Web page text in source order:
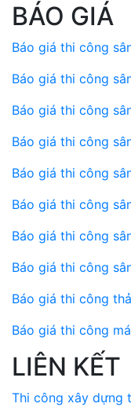
BÁO GIÁ
Báo giá thi công
Báo giá thi công
Báo giá thi công
Báo giá thi công
Báo giá thi công
Báo giá thi công
Báo giá thi công
Báo giá thi công
Báo giá thi công
Báo giá thi công
LIÊN KẾT
Thi công xây dựng